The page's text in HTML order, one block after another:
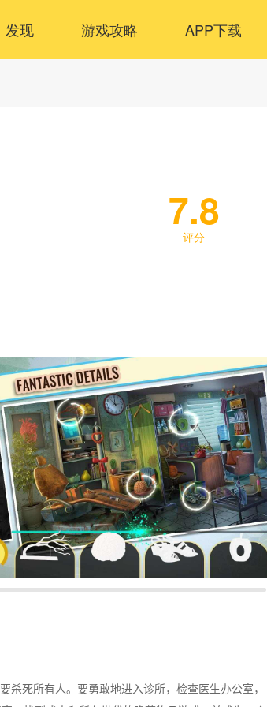
发现 游戏攻略 APP下载
7.8
评分
死所有人。要勇敢地进入诊所，检查医生办公室，